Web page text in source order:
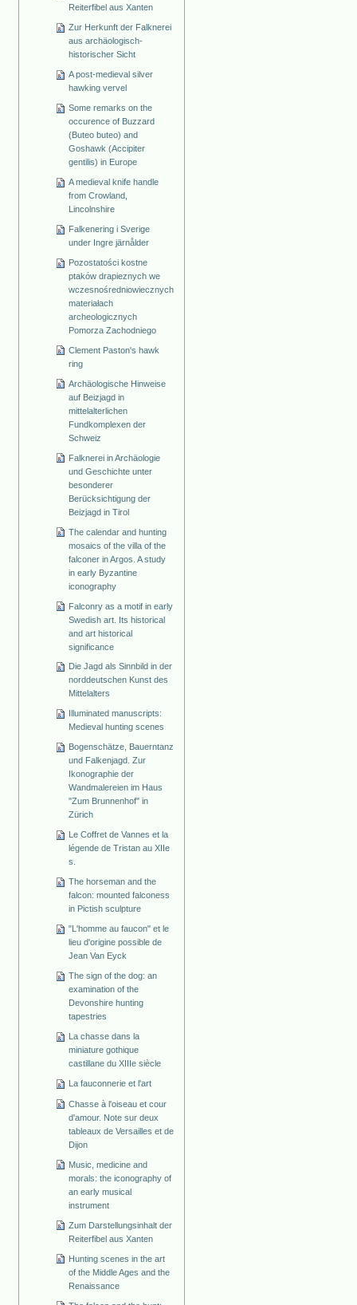
Reiterfibel aus Xanten
Zur Herkunft der Falknerei
aus archäologisch-
historischer Sicht
A post-medieval silver
hawking vervel
Some remarks on the
occurence of Buzzard
(Buteo buteo) and
Goshawk (Accipiter
gentilis) in Europe
A medieval knife handle
from Crowland,
Lincolnshire
Falkenering i Sverige
under Ingre järnålder
Pozostatości kostne
ptaków drapieznych we
wczesnośredniowiecznych
materiałach
archeologicznych
Pomorza Zachodniego
Clement Paston's hawk
ring
Archäologische Hinweise
auf Beizjagd in
mittelalterlichen
Fundkomplexen der
Schweiz
Falknerei in Archäologie
und Geschichte unter
besonderer
Berücksichtigung der
Beizjagd in Tirol
The calendar and hunting
mosaics of the villa of the
falconer in Argos. A study
in early Byzantine
iconography
Falconry as a motif in early
Swedish art. Its historical
and art historical
significance
Die Jagd als Sinnbild in der
norddeutschen Kunst des
Mittelalters
Illuminated manuscripts:
Medieval hunting scenes
Bogenschätze, Bauerntanz
und Falkenjagd. Zur
Ikonographie der
Wandmalereien im Haus
"Zum Brunnenhof" in
Zürich
Le Coffret de Vannes et la
légende de Tristan au XIIe
s.
The horseman and the
falcon: mounted falconess
in Pictish sculpture
"L'homme au faucon" et le
lieu d'origine possible de
Jean Van Eyck
The sign of the dog: an
examination of the
Devonshire hunting
tapestries
La chasse dans la
miniature gothique
castillane du XIIIe siècle
La fauconnerie et l'art
Chasse à l'oiseau et cour
d'amour. Note sur deux
tableaux de Versailles et de
Dijon
Music, medicine and
morals: the iconography of
an early musical
instrument
Zum Darstellungsinhalt der
Reiterfibel aus Xanten
Hunting scenes in the art
of the Middle Ages and the
Renaissance